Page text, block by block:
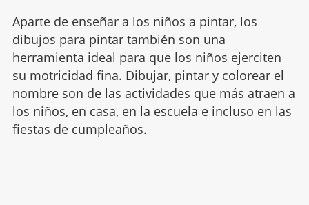
Aparte de enseñar a los niños a pintar, los
dibujos para pintar también son una
herramienta ideal para que los niños ejerciten
su motricidad fina. Dibujar, pintar y colorear el
nombre son de las actividades que más atraen a
los niños, en casa, en la escuela e incluso en las
fiestas de cumpleaños.